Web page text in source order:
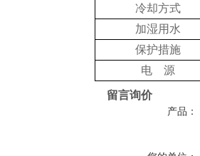
冷却方式
加湿用水
保护措施
电 源
留言询价
产品：